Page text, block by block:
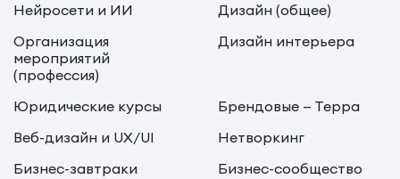
Нейросети и ИИ
Дизайн (общее)
Организация
мероприятий
(профессия)
Дизайн интерьера
Юридические курсы
Брендовые — Терра
Веб-дизайн и UX/UI
Нетворкинг
Бизнес-завтраки
Бизнес-сообщество